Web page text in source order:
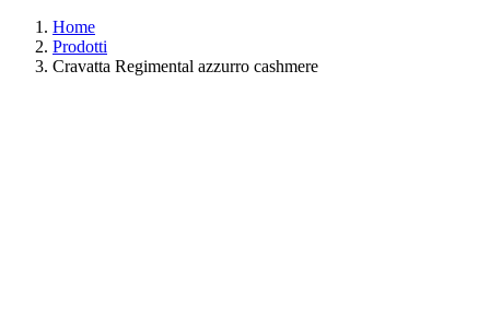
Home
Prodotti
Cravatta Regimental azzurro cashmere